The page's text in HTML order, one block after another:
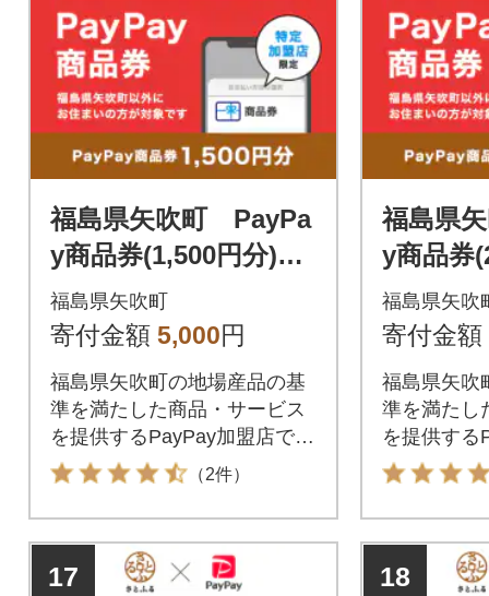
福島県矢吹町 PayPa
y商品券(1,500円分)※
地域内の一部の加盟店
のみで利用可
福島県矢吹町
寄付金額 5,000円
福島県矢吹町の地場産品の基
準を満たした商品・サービス
を提供するPayPay加盟店での
お支払いにご利用いただけま
す。福島県矢吹町在住の方は
PayPay商品券を受け取れませ
んのでご注意ください。
（2件）
福島県
y商品券
地域内
のみで
福島県矢吹
寄付金額
福島県矢吹
準を満たし
を提供する
お支払いに
す。福島県
PayPay商
んのでご注
17 18